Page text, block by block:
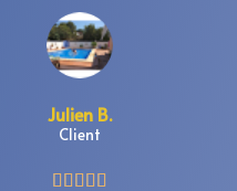
Julien B.
Client
    